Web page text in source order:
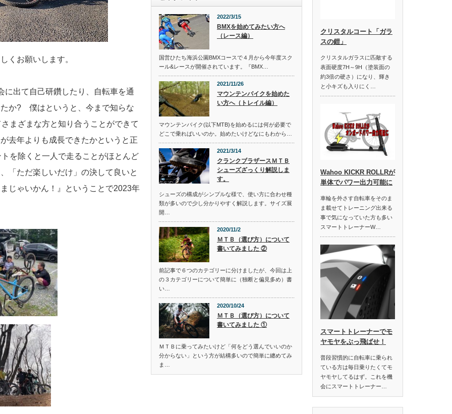
くお願いします。
出て自己研鑽したり、自転車を通
か? 僕はというと、今まで知らな
まざまな方と知り合うことができて
去年よりも成長できたかというと正
を除くと一人で走ることがほとんど
「ただ楽しいだけ」の決して良いと
じゃいかん！』ということで2023年
2022/3/15
BMXを始めてみたい方へ
（レース編）
国営ひたち海浜公園BMXコースで４月から今年度スク
ール&レースが開催されています。『BMX…
2021/11/26
マウンテンバイクを始めた
い方へ（トレイル編）
マウンテンバイク(以下MTB)を始めるには何が必要で
どこで乗ればいいのか。始めたいけどなにもわから…
2021/3/14
クランクブラザースＭＴＢ
シューズざっくり解説しま
す。
シューズの構成がシンプルな様で、使い方に合わせ種
類が多いので少し分かりやすく解説します。サイズ展
開…
2020/11/2
ＭＴＢ（選び方）について
書いてみました ②
前記事で６つのカテゴリーに分けましたが、今回は上
の３カテゴリーについて簡単に（独断と偏見多め）書
い…
2020/10/24
ＭＴＢ（選び方）について
書いてみました ①
ＭＴＢに乗ってみたいけど「何をどう選んでいいのか
分からない」という方が結構多いので簡単に纏めてみ
ま…
クリスタルコート「ガラ
スの鎧」
クリスタルガラスに匹敵する
表面硬度7H～9H（塗装面の
約3倍の硬さ）になり、輝き
と小キズも入りにく…
Wahoo KICKR ROLLRが
単体でパワー出力可能に
車輪を外さす自転車をそのま
ま載せてトレーニング出来る
事で気になっていた方も多い
スマートトレーナーW…
スマートトレーナーでモ
ヤモヤをぶっ飛ばせ！
普段習慣的に自転車に乗られ
ている方は毎日乗りたくてモ
ヤモヤしてるはず。これを機
会にスマートトレーナー…